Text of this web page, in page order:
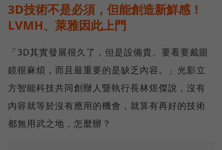
3D技術不是必須，但能創造新鮮感！
LVMH、萊雅因此上門
「3D其實發展很久了，但是設備貴、要看要戴眼
鏡很麻煩，而且最重要的是缺乏內容。」光影立
方智能科技共同創辦人暨執行長林煜傑說，沒有
內容就等於沒有應用的機會，就算有再好的技術
都無用武之地，怎麼辦？